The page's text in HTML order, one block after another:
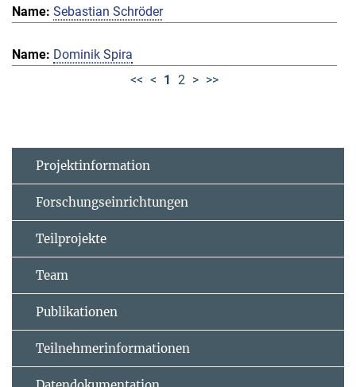
Sebastian Schröder
Dominik Spira
<< < 1 2 > >>
Projektinformation
Forschungseinrichtungen
Teilprojekte
Team
Publikationen
Teilnehmerinformationen